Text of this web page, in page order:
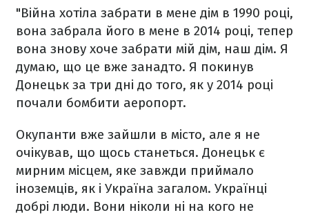
"Війна хотіла забрати в мене дім в 1990 році,
вона забрала його в мене в 2014 році, тепер
вона знову хоче забрати мій дім, наш дім. Я
думаю, що це вже занадто. Я покинув
Донецьк за три дні до того, як у 2014 році
почали бомбити аеропорт.
Окупанти вже зайшли в місто, але я не
очікував, що щось станеться. Донецьк є
мирним місцем, яке завжди приймало
іноземців, як і Україна загалом. Українці
добрі люди. Вони ніколи ні на кого не